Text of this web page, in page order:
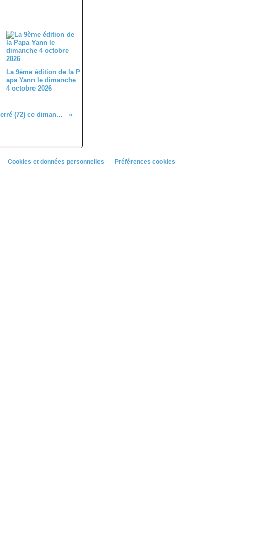
La 9ème édition de la P
apa Yann le dimanche
4 octobre 2026
Paris Connerré (72) ce dimanche 1er octobre 2023
Cookies et données personnelles Préférences cookies